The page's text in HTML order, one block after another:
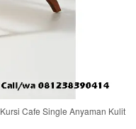
Kursi Cafe Single Anyaman Kulit